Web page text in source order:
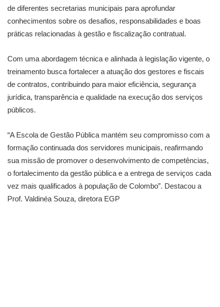
de diferentes secretarias municipais para aprofundar
conhecimentos sobre os desafios, responsabilidades e boas
práticas relacionadas à gestão e fiscalização contratual.
Com uma abordagem técnica e alinhada à legislação vigente, o
treinamento busca fortalecer a atuação dos gestores e fiscais
de contratos, contribuindo para maior eficiência, segurança
jurídica, transparência e qualidade na execução dos serviços
públicos.
“A Escola de Gestão Pública mantém seu compromisso com a
formação continuada dos servidores municipais, reafirmando
sua missão de promover o desenvolvimento de competências,
o fortalecimento da gestão pública e a entrega de serviços cada
vez mais qualificados à população de Colombo”. Destacou a
Prof. Valdinéa Souza, diretora EGP